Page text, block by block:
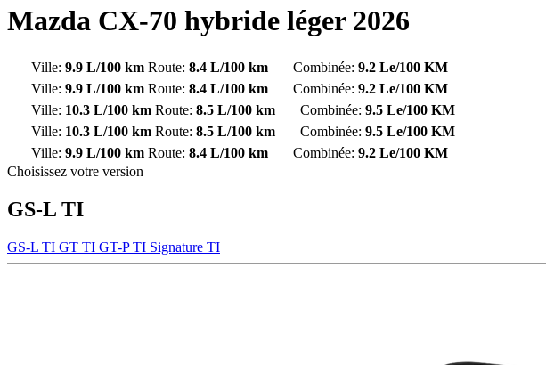
Mazda CX-70 hybride léger 2026
Ville: 9.9 L/100 km Route: 8.4 L/100 km Combinée: 9.2 Le/100 KM
Ville: 9.9 L/100 km Route: 8.4 L/100 km Combinée: 9.2 Le/100 KM
Ville: 10.3 L/100 km Route: 8.5 L/100 km Combinée: 9.5 Le/100 KM
Ville: 10.3 L/100 km Route: 8.5 L/100 km Combinée: 9.5 Le/100 KM
Ville: 9.9 L/100 km Route: 8.4 L/100 km Combinée: 9.2 Le/100 KM
Choisissez votre version
GS-L TI
GS-L TI GT TI GT-P TI Signature TI